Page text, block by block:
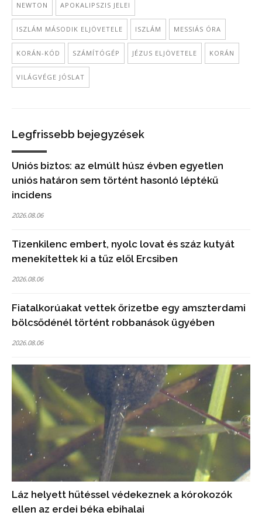
NEWTON APOKALIPSZIS JELEI
ISZLÁM MÁSODIK ELJÖVETELE ISZLÁM MESSIÁS ÓRA
KORÁN-KÓD SZÁMÍTÓGÉP JÉZUS ELJÖVETELE KORÁN
VILÁGVÉGE JÓSLAT
Legfrissebb bejegyzések
Uniós biztos: az elmúlt húsz évben egyetlen
uniós határon sem történt hasonló léptékű
incidens
2026.08.06
Tizenkilenc embert, nyolc lovat és száz kutyát
menekítettek ki a tűz elől Ercsiben
2026.08.06
Fiatalkorúakat vettek őrizetbe egy amszterdami
bölcsődénél történt robbanások ügyében
2026.08.06
Láz helyett hűtéssel védekeznek a kórokozók
ellen az erdei béka ebihalai